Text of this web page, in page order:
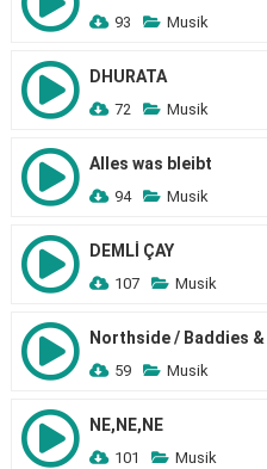
93 Musik
DHURATA
72 Musik
Alles was bleibt
94 Musik
DEMLİ ÇAY
107 Musik
Northside / Baddies &
59 Musik
NE,NE,NE
101 Musik